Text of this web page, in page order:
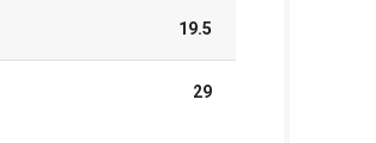
19.5
29